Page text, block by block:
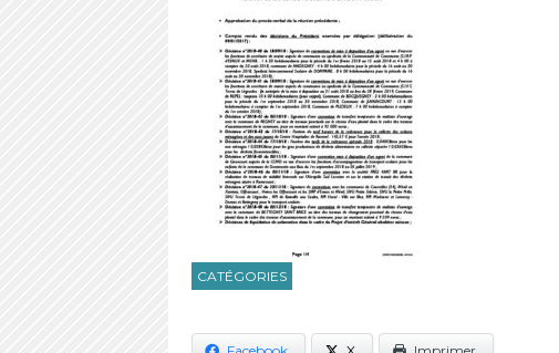
CATÉGORIES